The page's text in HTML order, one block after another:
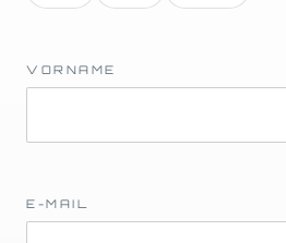
VORNAME
E-MAIL